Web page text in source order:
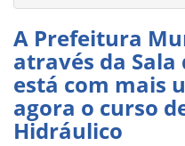
A Prefeitura
através da
está com mais
agora o curso
Hidráulico